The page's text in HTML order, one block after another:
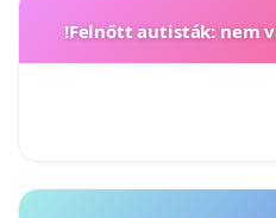
Felnőtt autisták: nem